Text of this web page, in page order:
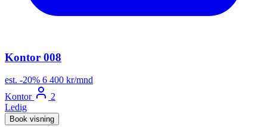
Kontor 008
est. -20% 6 400 kr/mnd
Kontor
2
Ledig
Book visning